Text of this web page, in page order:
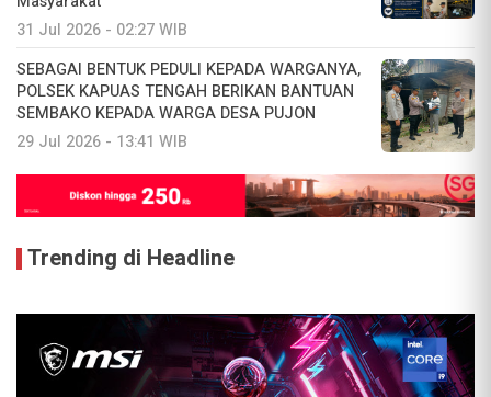
31 Jul 2026 - 02:27 WIB
SEBAGAI BENTUK PEDULI KEPADA WARGANYA,
POLSEK KAPUAS TENGAH BERIKAN BANTUAN
SEMBAKO KEPADA WARGA DESA PUJON
29 Jul 2026 - 13:41 WIB
Trending di Headline